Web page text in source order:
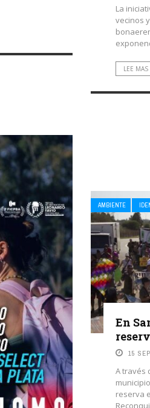
La
vecinos
LEE MAS
AMBIENTE
En
15
A través
reserva